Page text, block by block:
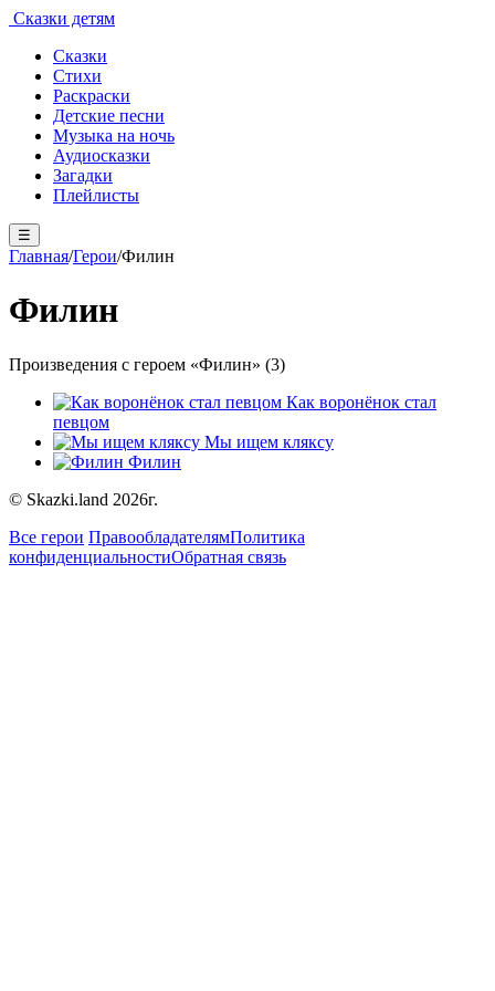
Сказки детям
Сказки
Стихи
Раскраски
Детские песни
Музыка на ночь
Аудиосказки
Загадки
Плейлисты
☰
Главная/Герои/Филин
Филин
Произведения с героем «Филин» (3)
Как воронёнок стал
певцом
Мы ищем кляксу
Филин
© Skazki.land 2026г.
Все герои ПравообладателямПолитика
конфиденциальностиОбратная связь